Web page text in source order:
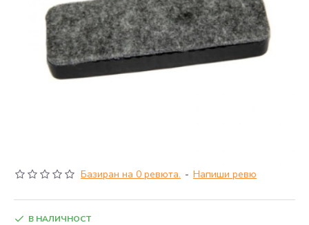
Базиран на 0 ревюта. - Напиши ревю
В НАЛИЧНОСТ